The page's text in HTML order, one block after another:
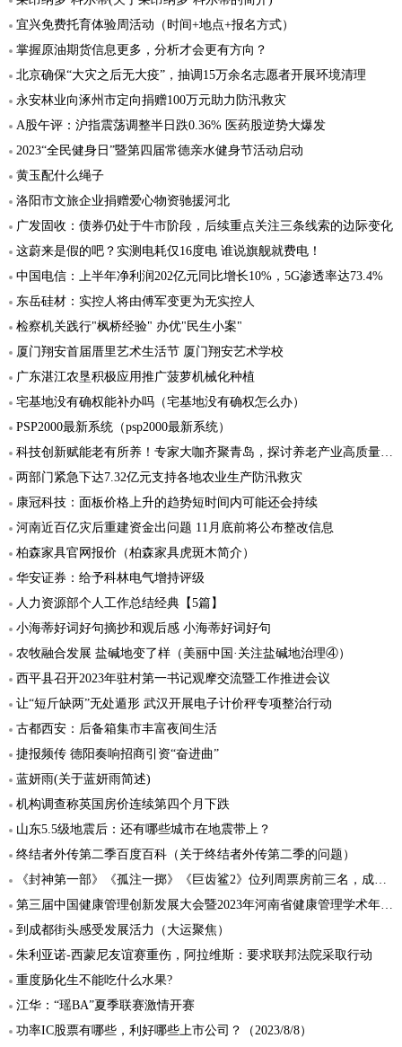
宜兴免费托育体验周活动（时间+地点+报名方式）
掌握原油期货信息更多，分析才会更有方向？
北京确保“大灾之后无大疫”，抽调15万余名志愿者开展环境清理
永安林业向涿州市定向捐赠100万元助力防汛救灾
A股午评：沪指震荡调整半日跌0.36% 医药股逆势大爆发
2023“全民健身日”暨第四届常德亲水健身节活动启动
黄玉配什么绳子
洛阳市文旅企业捐赠爱心物资驰援河北
广发固收：债券仍处于牛市阶段，后续重点关注三条线索的边际变化
这蔚来是假的吧？实测电耗仅16度电 谁说旗舰就费电！
中国电信：上半年净利润202亿元同比增长10%，5G渗透率达73.4%
东岳硅材：实控人将由傅军变更为无实控人
检察机关践行"枫桥经验" 办优"民生小案"
厦门翔安首届厝里艺术生活节 厦门翔安艺术学校
广东湛江农垦积极应用推广菠萝机械化种植
宅基地没有确权能补办吗（宅基地没有确权怎么办）
PSP2000最新系统（psp2000最新系统）
科技创新赋能老有所养！专家大咖齐聚青岛，探讨养老产业高质量发展“突破口”
两部门紧急下达7.32亿元支持各地农业生产防汛救灾
康冠科技：面板价格上升的趋势短时间内可能还会持续
河南近百亿灾后重建资金出问题 11月底前将公布整改信息
柏森家具官网报价（柏森家具虎斑木简介）
华安证券：给予科林电气增持评级
人力资源部个人工作总结经典【5篇】
小海蒂好词好句摘抄和观后感 小海蒂好词好句
农牧融合发展 盐碱地变了样（美丽中国·关注盐碱地治理④）
西平县召开2023年驻村第一书记观摩交流暨工作推进会议
让“短斤缺两”无处遁形 武汉开展电子计价秤专项整治行动
古都西安：后备箱集市丰富夜间生活
捷报频传 德阳奏响招商引资“奋进曲”
蓝妍雨(关于蓝妍雨简述)
机构调查称英国房价连续第四个月下跌
山东5.5级地震后：还有哪些城市在地震带上？
终结者外传第二季百度百科（关于终结者外传第二季的问题）
《封神第一部》《孤注一掷》《巨齿鲨2》位列周票房前三名，成绩不俗
第三届中国健康管理创新发展大会暨2023年河南省健康管理学术年会在郑召开
到成都街头感受发展活力（大运聚焦）
朱利亚诺-西蒙尼友谊赛重伤，阿拉维斯：要求联邦法院采取行动
重度肠化生不能吃什么水果?
江华：“瑶BA”夏季联赛激情开赛
功率IC股票有哪些，利好哪些上市公司？（2023/8/8）